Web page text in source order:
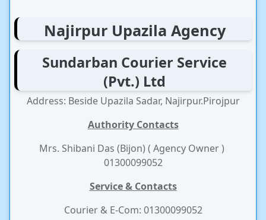
Najirpur Upazila Agency
Sundarban Courier Service
(Pvt.) Ltd
Address: Beside Upazila Sadar, Najirpur.Pirojpur
Authority Contacts
Mrs. Shibani Das (Bijon) ( Agency Owner )
01300099052
Service & Contacts
Courier & E-Com: 01300099052